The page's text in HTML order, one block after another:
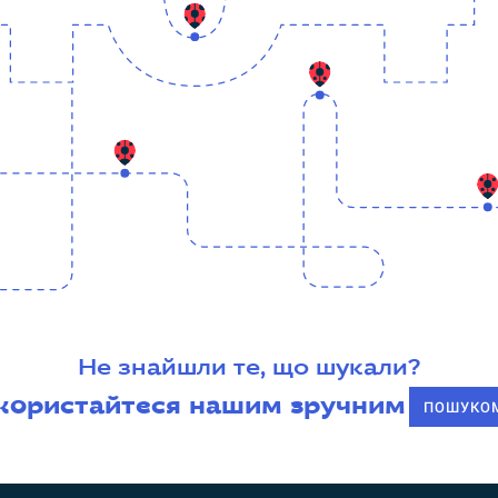
Не знайшли те, що шукали?
нашим зручним